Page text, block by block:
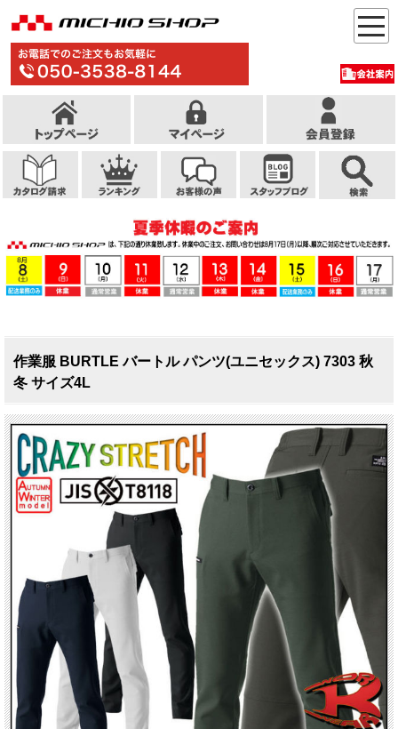
作業服 BURTLE バートル パンツ(ユニセックス) 7303 秋
冬 サイズ4L